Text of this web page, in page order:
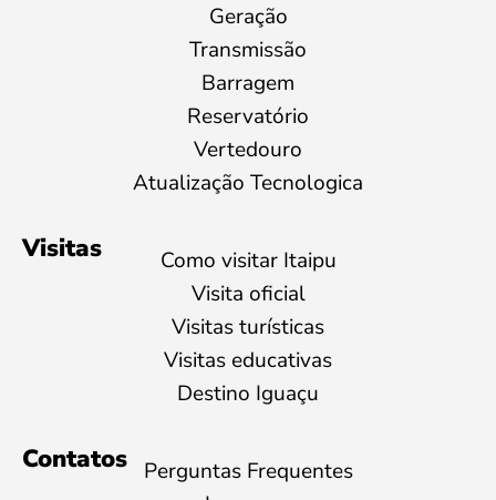
Geração
Transmissão
Barragem
Reservatório
Vertedouro
Atualização Tecnologica
Visitas
Como visitar Itaipu
Visita oficial
Visitas turísticas
Visitas educativas
Destino Iguaçu
Contatos
Perguntas Frequentes